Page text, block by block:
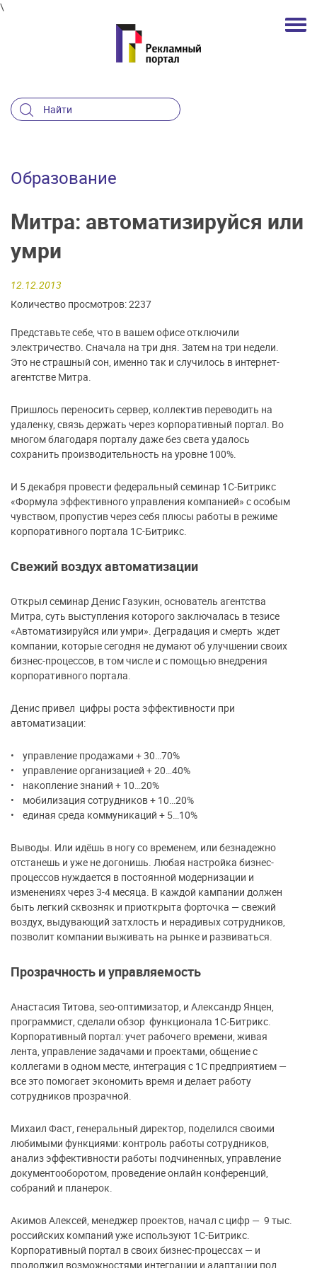
\
Образование
Митра: автоматизируйся или
умри
12.12.2013
Количество просмотров: 2237
Представьте себе, что в вашем офисе отключили
электричество. Сначала на три дня. Затем на три недели.
Это не страшный сон, именно так и случилось в интернет-
агентстве Митра.
Пришлось переносить сервер, коллектив переводить на
удаленку, связь держать через корпоративный портал. Во
многом благодаря порталу даже без света удалось
сохранить производительность на уровне 100%.
И 5 декабря провести федеральный семинар 1С-Битрикс
«Формула эффективного управления компанией» с особым
чувством, пропустив через себя плюсы работы в режиме
корпоративного портала 1С-Битрикс.
Свежий воздух автоматизации
Открыл семинар Денис Газукин, основатель агентства
Митра, суть выступления которого заключалась в тезисе
«Автоматизируйся или умри». Деградация и смерть ждет
компании, которые сегодня не думают об улучшении своих
бизнес-процессов, в том числе и с помощью внедрения
корпоративного портала.
Денис привел цифры роста эффективности при
автоматизации:
• управление продажами + 30…70%
• управление организацией + 20…40%
• накопление знаний + 10…20%
• мобилизация сотрудников + 10…20%
• единая среда коммуникаций + 5…10%
Выводы. Или идёшь в ногу со временем, или безнадежно
отстанешь и уже не догонишь. Любая настройка бизнес-
процессов нуждается в постоянной модернизации и
изменениях через 3-4 месяца. В каждой кампании должен
быть легкий сквозняк и приоткрыта форточка — свежий
воздух, выдувающий затхлость и нерадивых сотрудников,
позволит компании выживать на рынке и развиваться.
Прозрачность и управляемость
Анастасия Титова, seo-оптимизатор, и Александр Янцен,
программист, сделали обзор функционала 1С-Битрикс.
Корпоративный портал: учет рабочего времени, живая
лента, управление задачами и проектами, общение с
коллегами в одном месте, интеграция с 1С предприятием —
все это помогает экономить время и делает работу
сотрудников прозрачной.
Михаил Фаст, генеральный директор, поделился своими
любимыми функциями: контроль работы сотрудников,
анализ эффективности работы подчиненных, управление
документооборотом, проведение онлайн конференций,
собраний и планерок.
Акимов Алексей, менеджер проектов, начал с цифр — 9 тыс.
российских компаний уже используют 1С-Битрикс.
Корпоративный портал в своих бизнес-процессах — и
продолжил возможностями интеграции и адаптации под